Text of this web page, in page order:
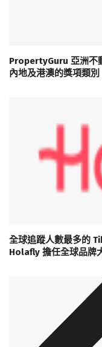
PropertyGuru 亞洲不
內地及港澳的獎項類別
全球追蹤人數最多的
Holafly 擔任全球品牌